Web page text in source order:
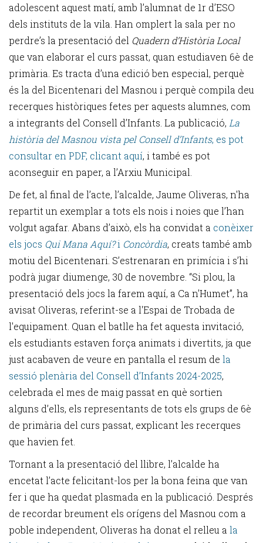
adolescent aquest matí, amb l’alumnat de 1r d’ESO
dels instituts de la vila. Han omplert la sala per no
perdre’s la presentació del Quadern d’Història Local
que van elaborar el curs passat, quan estudiaven 6è de
primària. Es tracta d’una edició ben especial, perquè
és la del Bicentenari del Masnou i perquè compila deu
recerques històriques fetes per aquests alumnes, com
a integrants del Consell d’Infants. La publicació, La
història del Masnou vista pel Consell d’Infants, es pot
consultar en PDF, clicant aquí, i també es pot
aconseguir en paper, a l’Arxiu Municipal.
De fet, al final de l’acte, l’alcalde, Jaume Oliveras, n'ha
repartit un exemplar a tots els nois i noies que l’han
volgut agafar. Abans d’això, els ha convidat a conèixer
els jocs Qui Mana Aquí?i Concòrdia, creats també amb
motiu del Bicentenari. S’estrenaran en primícia i s’hi
podrà jugar diumenge, 30 de novembre. “Si plou, la
presentació dels jocs la farem aquí, a Ca n'Humet”, ha
avisat Oliveras, referint-se a l'Espai de Trobada de
l'equipament. Quan el batlle ha fet aquesta invitació,
els estudiants estaven força animats i divertits, ja que
just acabaven de veure en pantalla el resum de la
sessió plenària del Consell d’Infants 2024-2025,
celebrada el mes de maig passat en què sortien
alguns d’ells, els representants de tots els grups de 6è
de primària del curs passat, explicant les recerques
que havien fet.
Tornant a la presentació del llibre, l’alcalde ha
encetat l’acte felicitant-los per la bona feina que van
fer i que ha quedat plasmada en la publicació. Després
de recordar breument els orígens del Masnou com a
poble independent, Oliveras ha donat el relleu a la